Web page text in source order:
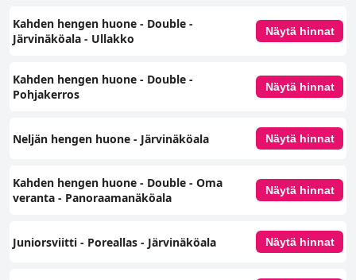
Kahden hengen huone - Double -
Järvinäköala - Ullakko
Näytä hinnat
Kahden hengen huone - Double -
Pohjakerros
Näytä hinnat
Neljän hengen huone - Järvinäköala Näytä hinnat
Kahden hengen huone - Double - Oma
veranta - Panoraamanäköala
Näytä hinnat
Juniorsviitti - Poreallas - Järvinäköala Näytä hinnat